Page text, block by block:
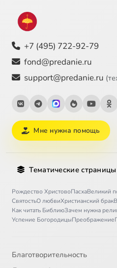
+7 (495) 722-92-79
fond@predanie.ru
support@predanie.ru
Мне нужна помощь
Тематические
Рождество ХристовоПасхаВеликий
СвятостьО любвиХристианский брак
Как читать БиблиюЗачем нужна
Успение БогородицыПреображение
Благотворительность